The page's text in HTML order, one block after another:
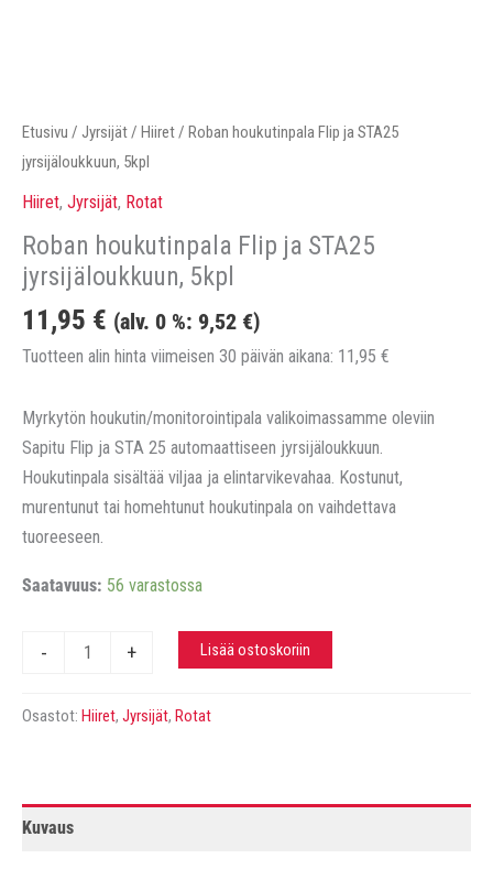
Etusivu / Jyrsijät/ Hiiret/ Roban houkutinpala Flip ja STA25
jyrsijäloukkuun, 5kpl
Hiiret, Jyrsijät, Rotat
Roban houkutinpala Flip ja STA25
jyrsijäloukkuun, 5kpl
11,95 € (alv. 0 %: 9,52 €)
Tuotteen alin hinta viimeisen 30 päivän aikana: 11,95 €
Myrkytön houkutin/monitorointipala valikoimassamme oleviin
Sapitu Flip ja STA 25 automaattiseen jyrsijäloukkuun.
Houkutinpala sisältää viljaa ja elintarvikevahaa. Kostunut,
murentunut tai homehtunut houkutinpala on vaihdettava
tuoreeseen.
Saatavuus: 56 varastossa
-
Flip
5kpl
+ Lisää ostoskoriin
Osastot: Hiiret, Jyrsijät, Rotat
Kuvaus